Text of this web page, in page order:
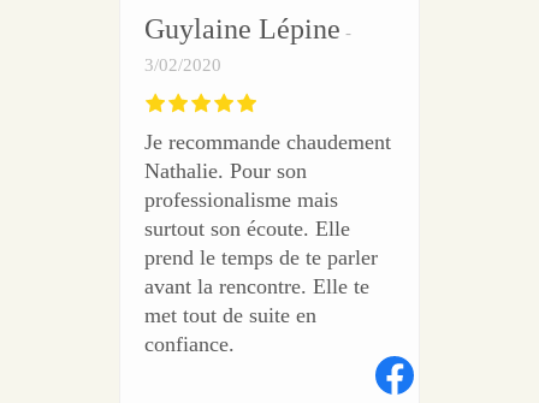
Guylaine Lépine
3/02/2020
Je recommande chaudement
Nathalie. Pour son
professionalisme mais
surtout son écoute. Elle
prend le temps de te parler
avant la rencontre. Elle te
met tout de suite en
confiance.